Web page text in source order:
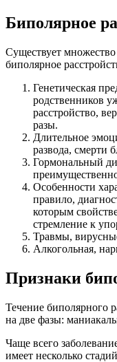
Биполярное
Существует
биполярное
Генетическая
родственников
расстройство,
разы.
Длительное
развода, смерти
Гормональный
Особенности
правило,
которым
стремление к
Травмы,
Алкогольная,
Признаки
Течение биполярного
на две фазы:
Чаще всего
имеет несколько